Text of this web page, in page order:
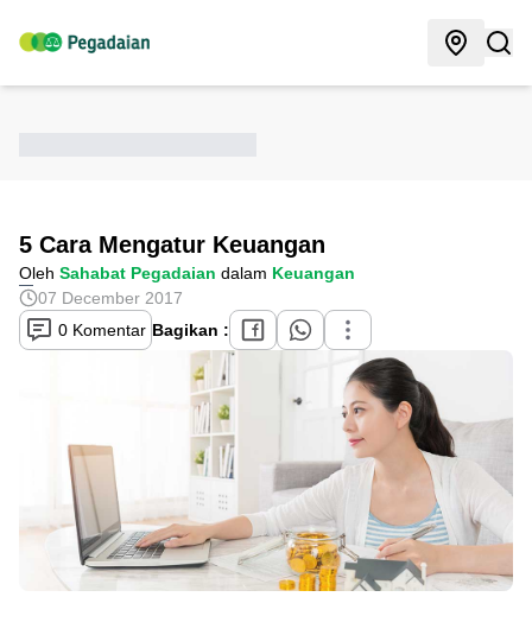
5 Cara Mengatur Keuangan
Oleh Sahabat Pegadaian dalam Keuangan
07 December 2017
0 Komentar Bagikan :